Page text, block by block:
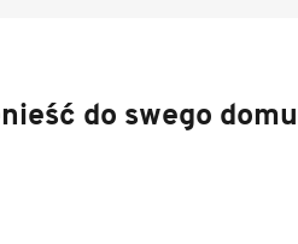
do swego